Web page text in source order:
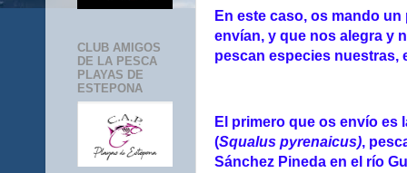
En este caso, os mando
envían, y que nos alegra y
pescan especies nuestras,
El primero que os envío es
(Squalus pyrenaicus),
Sánchez Pineda en el río
CLUB AMIGOS
DE LA PESCA
PLAYAS DE
ESTEPONA